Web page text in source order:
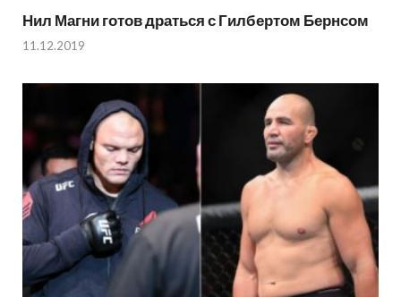
Нил Магни готов драться с Гилбертом Бернсом
11.12.2019